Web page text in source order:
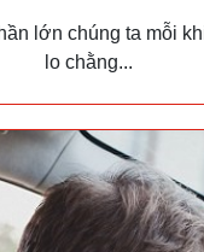
lớn chúng ta mỗi
lo chằng...